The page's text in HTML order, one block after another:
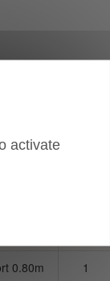
0.80m 1
activate